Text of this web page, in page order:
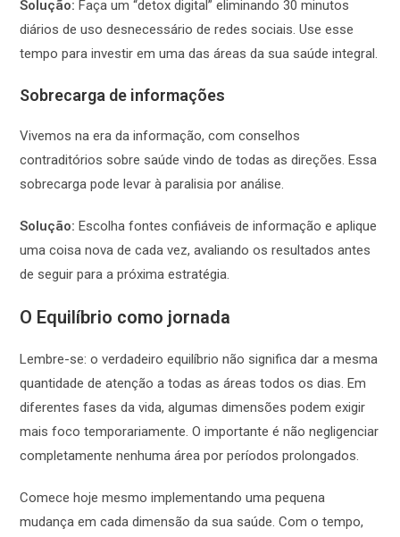
Solução: Faça um “detox digital” eliminando 30 minutos
diários de uso desnecessário de redes sociais. Use esse
tempo para investir em uma das áreas da sua saúde integral.
Sobrecarga de informações
Vivemos na era da informação, com conselhos
contraditórios sobre saúde vindo de todas as direções. Essa
sobrecarga pode levar à paralisia por análise.
Solução: Escolha fontes confiáveis de informação e aplique
uma coisa nova de cada vez, avaliando os resultados antes
de seguir para a próxima estratégia.
O Equilíbrio como jornada
Lembre-se: o verdadeiro equilíbrio não significa dar a mesma
quantidade de atenção a todas as áreas todos os dias. Em
diferentes fases da vida, algumas dimensões podem exigir
mais foco temporariamente. O importante é não negligenciar
completamente nenhuma área por períodos prolongados.
Comece hoje mesmo implementando uma pequena
mudança em cada dimensão da sua saúde. Com o tempo,